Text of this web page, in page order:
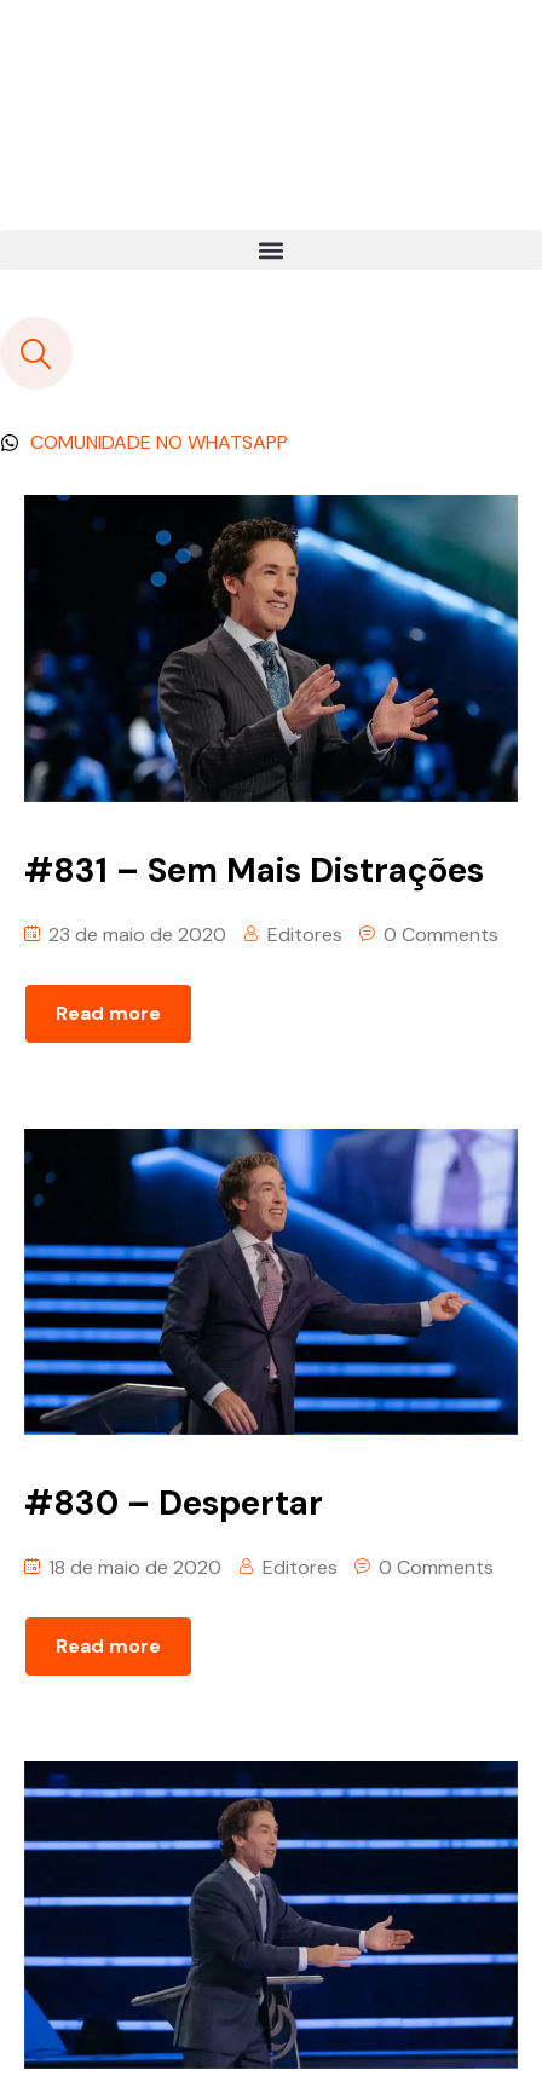
COMUNIDADE NO WHATSAPP
#831 – Sem Mais Distrações
23 de maio de 2020 Editores 0 Comments
Read more
#830 – Despertar
18 de maio de 2020 Editores 0 Comments
Read more